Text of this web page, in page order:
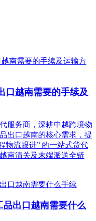
口越南需要的手续及
服务商，深耕中越跨境物
出口越南的核心需求，提
物流跟进” 的一站式货代
南清关及末端派送全链
出口越南需要什么